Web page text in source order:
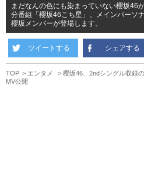
まだなんの色にも染まっていない櫻坂46
分番組「櫻坂46こち星」。メインパーソ
櫻坂メンバーが登場します。
ツイートする シェアする
TOP エンタメ
櫻坂46、2ndシングル収録
MV公開